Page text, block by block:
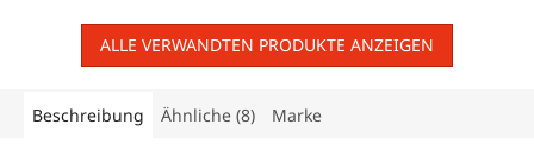
ALLE VERWANDTEN PRODUKTE ANZEIGEN
Beschreibung Ähnliche (8) Marke